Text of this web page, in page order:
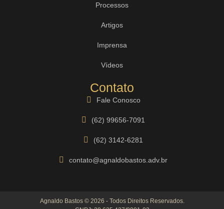
Processos
Artigos
Imprensa
Vídeos
Contato
Fale Conosco
(62) 99656-7091
(62) 3142-6281
contato@agnaldobastos.adv.br
Agnaldo Bastos © 2026 - Todos Direitos Reservados.